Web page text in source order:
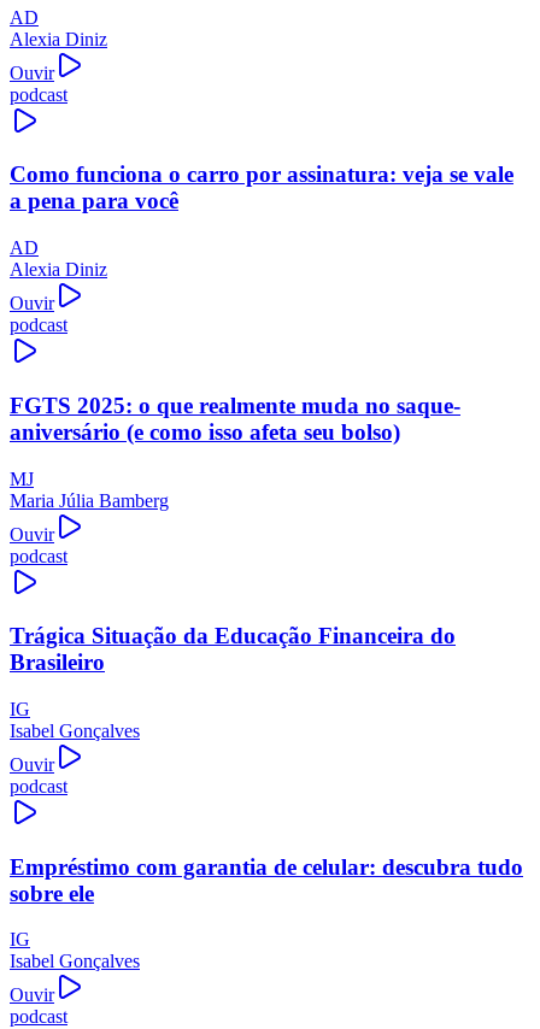
AD
Alexia Diniz
Ouvir
podcast
Como funciona o carro por assinatura: veja se vale
a pena para você
AD
Alexia Diniz
Ouvir
podcast
FGTS 2025: o que realmente muda no saque-
aniversário (e como isso afeta seu bolso)
MJ
Maria Júlia Bamberg
Ouvir
podcast
Trágica Situação da Educação Financeira do
Brasileiro
IG
Isabel Gonçalves
Ouvir
podcast
Empréstimo com garantia de celular: descubra tudo
sobre ele
IG
Isabel Gonçalves
Ouvir
podcast